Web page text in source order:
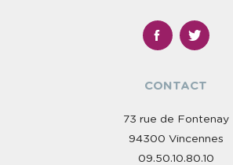
CONTACT
73 rue de Fontenay
94300 Vincennes
09.50.10.80.10